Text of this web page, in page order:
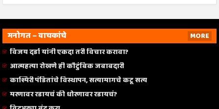
मनोगत – वाचकांचे
MORE
विजय दर्डा यांनी एकदा तरी विचार करावा?
आत्महत्या रोखणे ही कौटुंबिक जबाबदारी
काश्मिरी पंडितांचे विस्थापन, सत्यामागचे कटू सत्य
मरणावर रडायचं की धोरणावर रडायचं?